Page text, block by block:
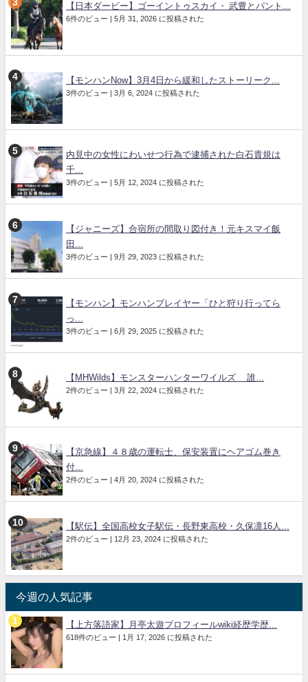
【日本ダービー】ゴーイントゥスカイ・ 武豊とパント...
6件のビュー | 5月 31, 2026 に投稿された
【モンハンNow】3月4日から緩和したストーリーク...
3件のビュー | 3月 6, 2024 に投稿された
内見中の女性にわいせつ行為で逮捕された白石貴規は
千...
3件のビュー | 5月 12, 2024 に投稿された
【ジャニーズ】合宿所の間取り図付き！元キスマイ飯
田...
3件のビュー | 9月 29, 2023 に投稿された
【モンハン】モンハンプレイヤー「ひと狩り行ってら
っ...
3件のビュー | 6月 29, 2025 に投稿された
【MHWilds】モンスターハンターワイルズ 誰...
2件のビュー | 3月 22, 2024 に投稿された
【京急線】４８歳の運転士、保安装置にヘアゴム巻き
付...
2件のビュー | 4月 20, 2024 に投稿された
【駅伝】全国高校女子駅伝・長野東高校・久保凛16人...
2件のビュー | 12月 23, 2024 に投稿された
今週の人気記事
【上方落語家】月亭太遊プロフィールwiki経歴学歴...
618件のビュー | 1月 17, 2026 に投稿された